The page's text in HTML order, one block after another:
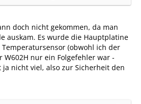
doch nicht gekommen, da man
auskam. Es wurde die Hauptplatine
(obwohl ich der
W602H nur ein Folgefehler war -
ja nicht viel, also zur Sicherheit den